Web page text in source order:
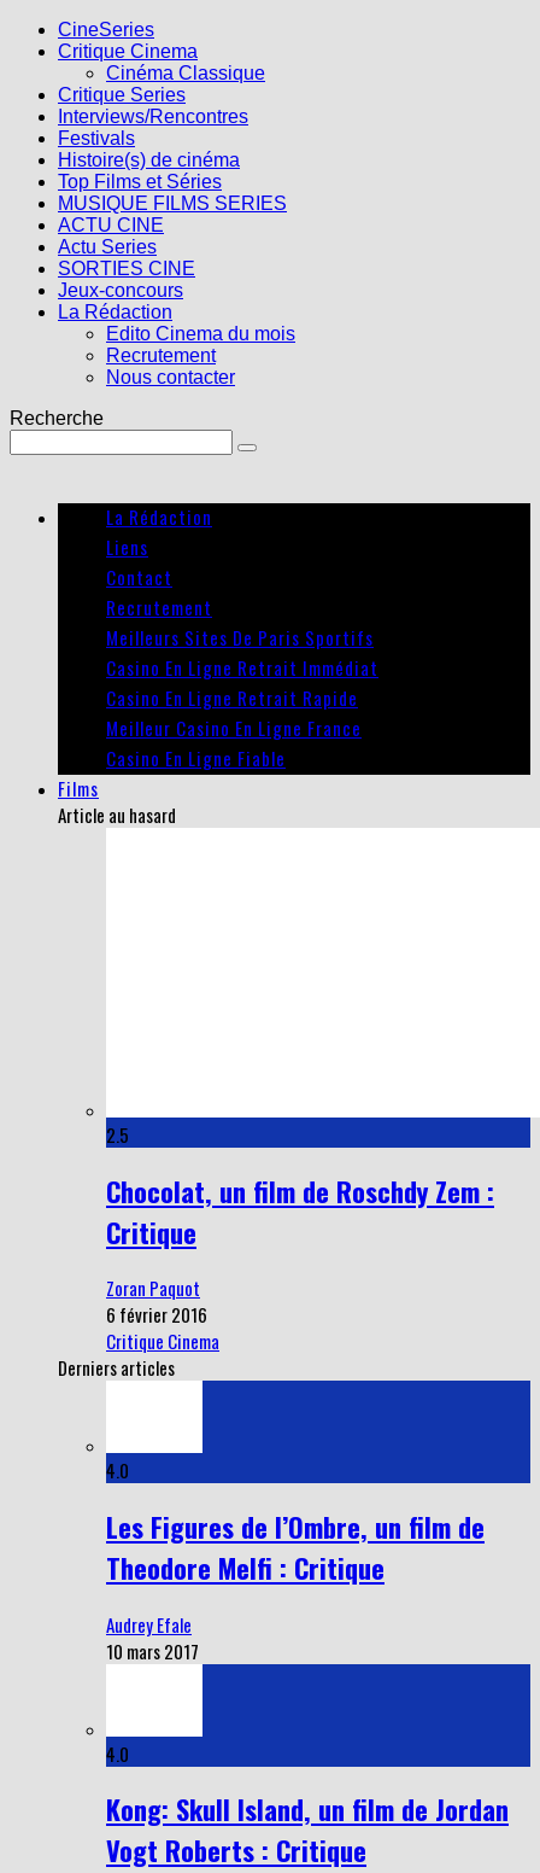
CineSeries
Critique Cinema
Cinéma Classique
Critique Series
Interviews/Rencontres
Festivals
Histoire(s) de cinéma
Top Films et Séries
MUSIQUE FILMS SERIES
ACTU CINE
Actu Series
SORTIES CINE
Jeux-concours
La Rédaction
Edito Cinema du mois
Recrutement
Nous contacter
Recherche
La Rédaction
Liens
Contact
Recrutement
Meilleurs Sites De Paris Sportifs
Casino En Ligne Retrait Immédiat
Casino En Ligne Retrait Rapide
Meilleur Casino En Ligne France
Casino En Ligne Fiable
Films
Article au hasard
2.5
Chocolat, un film de Roschdy Zem :
Critique
Zoran Paquot
6 février 2016
Critique Cinema
Derniers articles
4.0
Les Figures de l’Ombre, un film de
Theodore Melfi : Critique
Audrey Efale
10 mars 2017
4.0
Kong: Skull Island, un film de Jordan
Vogt Roberts : Critique